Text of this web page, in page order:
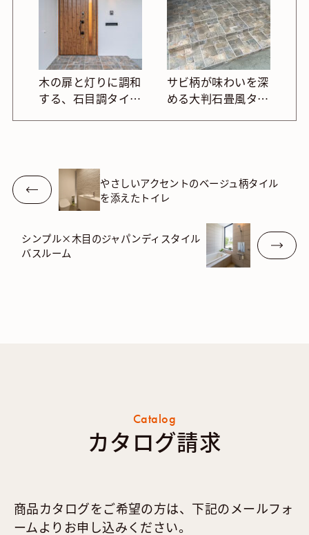
木の扉と灯りに調和
する、石目調タイル
サビ柄が味わいを深
める大判石畳風タイ
やさしいアクセントのベージュ柄タイル
を添えたトイレ
シンプル×木目のジャパンディスタイル
バスルーム
Catalog
カタログ請求
商品カタログをご希望の方は、下記のメールフォ
ームよりお申し込みください。